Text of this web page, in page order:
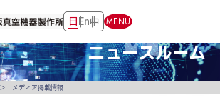
日En中 MENU
ニュースルーム
メディア掲載情報